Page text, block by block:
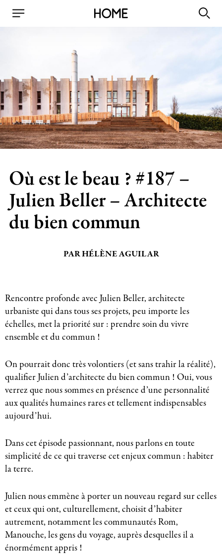
Où est le beau ? #187 –
Julien Beller – Architecte
du bien commun
PAR HÉLÈNE AGUILAR
Rencontre profonde avec Julien Beller, architecte
urbaniste qui dans tous ses projets, peu importe les
échelles, met la priorité sur : prendre soin du vivre
ensemble et du commun !
On pourrait donc très volontiers (et sans trahir la réalité),
qualifier Julien d’architecte du bien commun ! Oui, vous
verrez que nous sommes en présence d’une personnalité
aux qualités humaines rares et tellement indispensables
aujourd’hui.
Dans cet épisode passionnant, nous parlons en toute
simplicité de ce qui traverse cet enjeux commun : habiter
la terre.
Julien nous emmène à porter un nouveau regard sur celles
et ceux qui ont, culturellement, choisit d’habiter
autrement, notamment les communautés Rom,
Manouche, les gens du voyage, auprès desquelles il a
énormément appris !